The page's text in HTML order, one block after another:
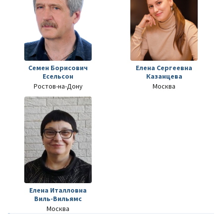
Семен Борисович
Есельсон
Ростов-на-Дону
Елена Сергеевна
Казанцева
Москва
Елена Италловна
Виль-Вильямс
Москва